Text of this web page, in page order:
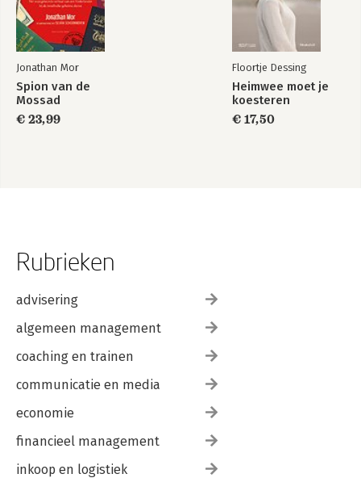
Jonathan Mor
Spion van de
Mossad
€ 23,99
Floortje Dessing
Heimwee moet je
koesteren
€ 17,50
Rubrieken
advisering
algemeen management
coaching en trainen
communicatie en media
economie
financieel management
inkoop en logistiek